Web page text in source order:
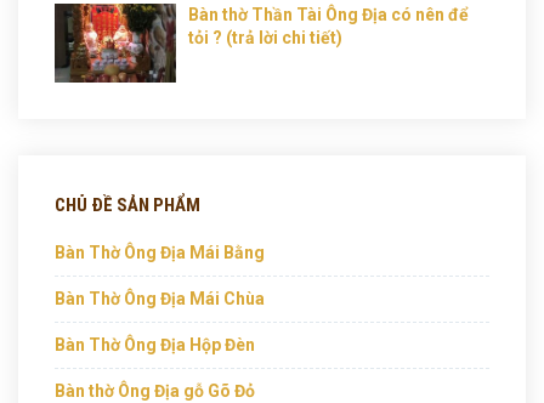
Bàn thờ Thần Tài Ông Địa có nên để
tỏi ? (trả lời chi tiết)
CHỦ ĐỀ SẢN PHẨM
Bàn Thờ Ông Địa Mái Bằng
Bàn Thờ Ông Địa Mái Chùa
Bàn Thờ Ông Địa Hộp Đèn
Bàn thờ Ông Địa gỗ Gõ Đỏ